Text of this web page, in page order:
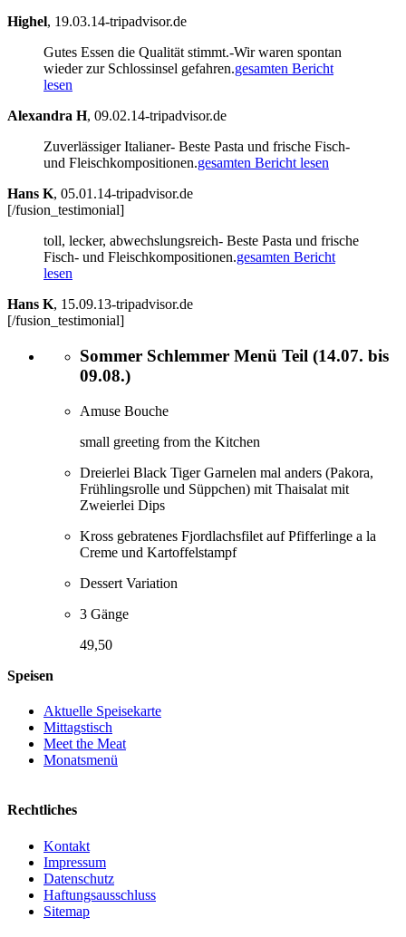
Highel, 19.03.14-tripadvisor.de
Gutes Essen die Qualität stimmt.-Wir waren spontan
wieder zur Schlossinsel gefahren.gesamten Bericht
lesen
Alexandra H, 09.02.14-tripadvisor.de
Zuverlässiger Italianer- Beste Pasta und frische Fisch-
und Fleischkompositionen.gesamten Bericht lesen
Hans K, 05.01.14-tripadvisor.de
[/fusion_testimonial]
toll, lecker, abwechslungsreich- Beste Pasta und frische
Fisch- und Fleischkompositionen.gesamten Bericht
lesen
Hans K, 15.09.13-tripadvisor.de
[/fusion_testimonial]
Sommer Schlemmer Menü Teil (14.07. bis
09.08.)
Amuse Bouche
small greeting from the Kitchen
Dreierlei Black Tiger Garnelen mal anders (Pakora,
Frühlingsrolle und Süppchen) mit Thaisalat mit
Zweierlei Dips
Kross gebratenes Fjordlachsfilet auf Pfifferlinge a la
Creme und Kartoffelstampf
Dessert Variation
3 Gänge
49,50
Speisen
Aktuelle Speisekarte
Mittagstisch
Meet the Meat
Monatsmenü
Rechtliches
Kontakt
Impressum
Datenschutz
Haftungsausschluss
Sitemap